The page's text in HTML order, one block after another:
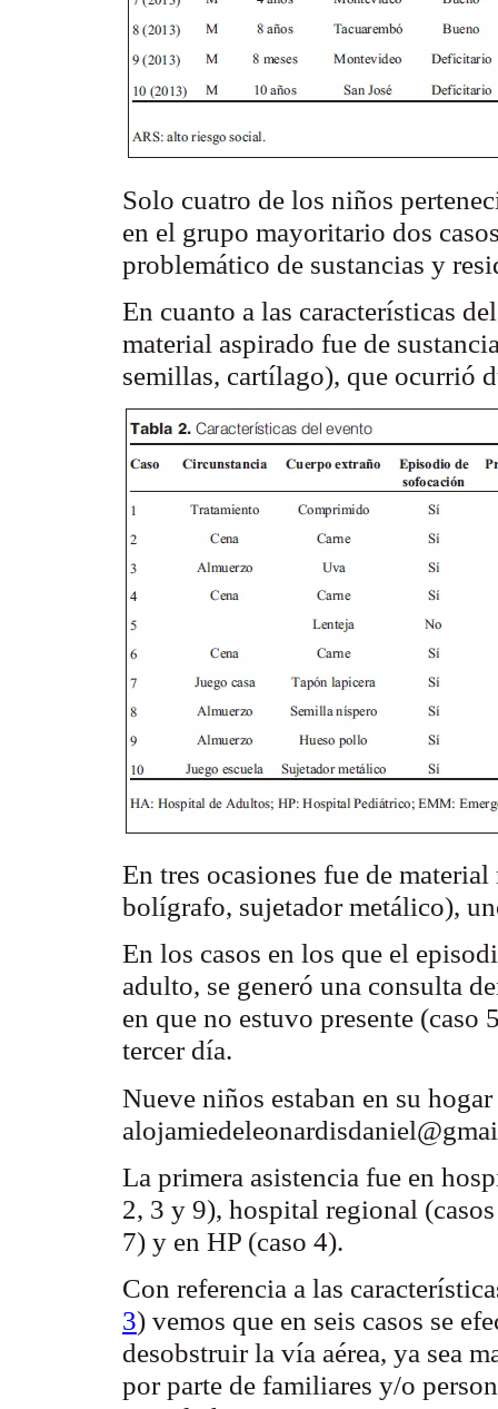
Solo cuatro de los niños
en el grupo mayoritario dos
problemático de sustancias y
En cuanto a las características
material aspirado fue de
semillas, cartílago), que ocurrió
En tres ocasiones fue de
bolígrafo, sujetador metálico),
En los casos en los que el
adulto, se generó una consulta
en que no estuvo presente (caso
tercer día.
Nueve niños estaban en su hogar
alojamie
La primera asistencia fue en
2, 3 y 9), hospital regional
7) y en HP (caso 4).
Con referencia a las
3) vemos que en seis casos se
desobstruir la vía aérea, ya sea
por parte de familiares y/o